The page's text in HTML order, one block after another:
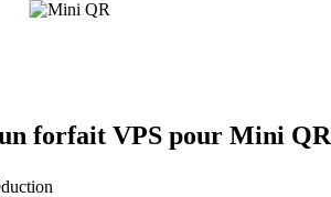
un forfait VPS pour Mini QR